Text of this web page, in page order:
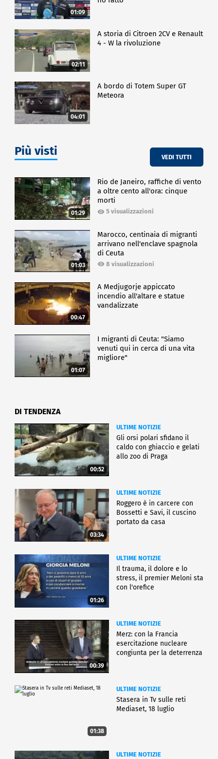
01:09
02:11
A storia di Citroen 2CV e Renault
4 - W la rivoluzione
04:01
A bordo di Totem Super GT
Meteora
Più visti VEDI TUTTI
01:29
Rio de Janeiro, raffiche di vento
a oltre cento all'ora: cinque
morti
5 visualizzazioni
01:03
Marocco, centinaia di migranti
arrivano nell'enclave spagnola
di Ceuta
8 visualizzazioni
00:47
A Medjugorje appiccato
incendio all'altare e statue
vandalizzate
01:07
I migranti di Ceuta: "Siamo
venuti qui in cerca di una vita
migliore"
DI TENDENZA
00:52
ULTIME NOTIZIE
Gli orsi polari sfidano il
caldo con ghiaccio e gelati
allo zoo di Praga
03:34
ULTIME NOTIZIE
Roggero è in carcere con
Bossetti e Savi, il cuscino
portato da casa
01:26
ULTIME NOTIZIE
Il trauma, il dolore e lo
stress, il premier Meloni sta
con l'orefice
00:39
ULTIME NOTIZIE
Merz: con la Francia
esercitazione nucleare
congiunta per la deterrenza
01:38
ULTIME NOTIZIE
Stasera in Tv sulle reti
Mediaset, 18 luglio
ULTIME NOTIZIE